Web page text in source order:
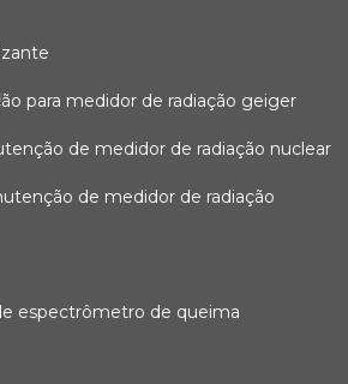
para medidor de radiação geiger
de medidor de radiação nuclear
de medidor de radiação
espectrômetro de queima